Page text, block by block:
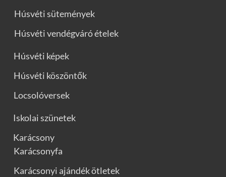
Húsvéti sütemények
Húsvéti vendégváró ételek
Húsvéti képek
Húsvéti köszöntők
Locsolóversek
Iskolai szünetek
Karácsony
Karácsonyfa
Karácsonyi ajándék ötletek